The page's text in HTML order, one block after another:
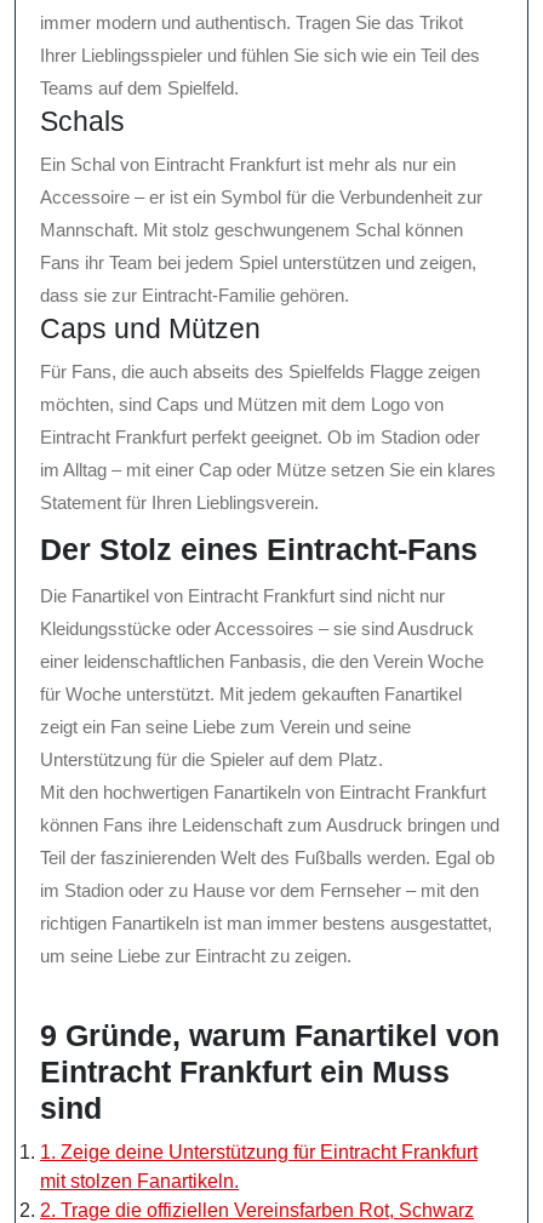
immer modern und authentisch. Tragen Sie das Trikot
Ihrer Lieblingsspieler und fühlen Sie sich wie ein Teil des
Teams auf dem Spielfeld.
Schals
Ein Schal von Eintracht Frankfurt ist mehr als nur ein
Accessoire – er ist ein Symbol für die Verbundenheit zur
Mannschaft. Mit stolz geschwungenem Schal können
Fans ihr Team bei jedem Spiel unterstützen und zeigen,
dass sie zur Eintracht-Familie gehören.
Caps und Mützen
Für Fans, die auch abseits des Spielfelds Flagge zeigen
möchten, sind Caps und Mützen mit dem Logo von
Eintracht Frankfurt perfekt geeignet. Ob im Stadion oder
im Alltag – mit einer Cap oder Mütze setzen Sie ein klares
Statement für Ihren Lieblingsverein.
Der Stolz eines Eintracht-Fans
Die Fanartikel von Eintracht Frankfurt sind nicht nur
Kleidungsstücke oder Accessoires – sie sind Ausdruck
einer leidenschaftlichen Fanbasis, die den Verein Woche
für Woche unterstützt. Mit jedem gekauften Fanartikel
zeigt ein Fan seine Liebe zum Verein und seine
Unterstützung für die Spieler auf dem Platz.
Mit den hochwertigen Fanartikeln von Eintracht Frankfurt
können Fans ihre Leidenschaft zum Ausdruck bringen und
Teil der faszinierenden Welt des Fußballs werden. Egal ob
im Stadion oder zu Hause vor dem Fernseher – mit den
richtigen Fanartikeln ist man immer bestens ausgestattet,
um seine Liebe zur Eintracht zu zeigen.
9 Gründe, warum Fanartikel von
Eintracht Frankfurt ein Muss
sind
1. Zeige deine Unterstützung für Eintracht Frankfurt
mit stolzen Fanartikeln.
2. Trage die offiziellen Vereinsfarben Rot, Schwarz